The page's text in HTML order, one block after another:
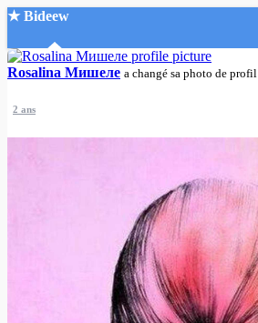
★ Bideew
Accueil
Recherche Avancée
Connexion
Créer un compte
Mode nuit
Rosalina Мишеле a changé sa photo de profil
2 ans